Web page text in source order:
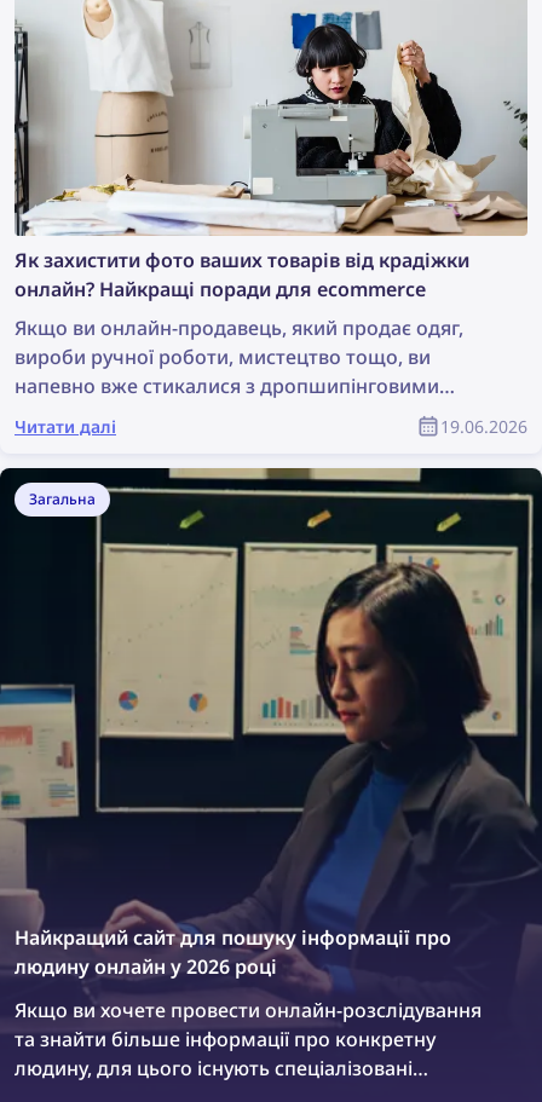
Як захистити фото ваших товарів від крадіжки
онлайн? Найкращі поради для ecommerce
Якщо ви онлайн-продавець, який продає одяг,
вироби ручної роботи, мистецтво тощо, ви
напевно вже стикалися з дропшипінговими
бізнесами та шахрайськими продавцями, які
крадуть фото ваших товарів. Часто здається, що
неможливо знайти всіх шахрайських продавців і
домогтися видалення цих фотографій. Але це не
така велика проблема, як здається: завдяки
технології зворотного пошуку зображень
знаходити порушення авторських прав онлайн і
запобігати їм стало простіше, ніж будь-коли. У цій
статті пояснюється, як знайти й видалити вкрадені
зображення з інтернету всього за кілька простих
кроків за допомогою зворотного пошуку
зображень і правильно оформлених запитів на
видалення.
Читати далі 19.06.2026
Загальна
Найкращий сайт для пошуку інформації про
людину онлайн у 2026 році
Якщо ви хочете провести онлайн-розслідування
та знайти більше інформації про конкретну
людину, для цього існують спеціалізовані